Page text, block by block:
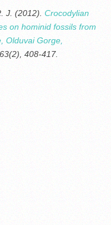
J. (2012). Crocodylian
on hominid fossils from
Olduvai Gorge,
408-417.